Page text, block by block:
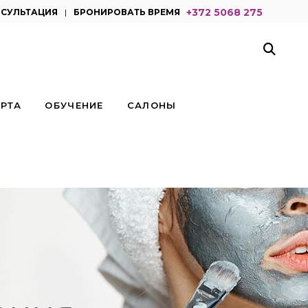
| бронировать время +372 5068 275
ОБУЧЕНИЕ САЛОНЫ